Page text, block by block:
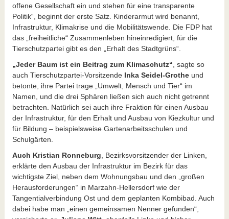
offene Gesellschaft ein und stehen für eine transparente
Politik“, beginnt der erste Satz. Kinderarmut wird benannt,
Infrastruktur, Klimakrise und die Mobilitätswende. Die FDP hat
das „freiheitliche“ Zusammenleben hineinredigiert, für die
Tierschutzpartei gibt es den „Erhalt des Stadtgrüns“.
„Jeder Baum ist ein Beitrag zum Klimaschutz“ , sagte so
auch Tierschutzpartei-Vorsitzende Inka Seidel-Grotheund
betonte, ihre Partei trage „Umwelt, Mensch und Tier“ im
Namen, und die drei Sphären ließen sich auch nicht getrennt
betrachten. Natürlich sei auch ihre Fraktion für einen Ausbau
der Infrastruktur, für den Erhalt und Ausbau von Kiezkultur und
für Bildung – beispielsweise Gartenarbeitsschulen und
Schulgärten.
Auch Kristian Ronneburg , Bezirksvorsitzender der Linken,
erklärte den Ausbau der Infrastruktur im Bezirk für das
wichtigste Ziel, neben dem Wohnungsbau und den „großen
Herausforderungen“ in Marzahn-Hellersdorf wie der
Tangentialverbindung Ost und dem geplanten Kombibad. Auch
dabei habe man „einen gemeinsamen Nenner gefunden“,